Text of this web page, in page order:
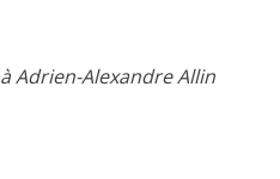
Adrien-Alexandre Allin